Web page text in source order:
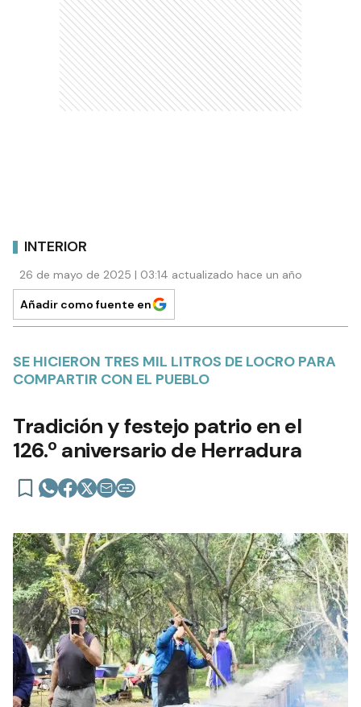
INTERIOR
26 de mayo de 2025 | 03:14 actualizado hace un año
Añadir como fuente en
SE HICIERON TRES MIL LITROS DE LOCRO PARA
COMPARTIR CON EL PUEBLO
Tradición y festejo patrio en el
126.º aniversario de Herradura